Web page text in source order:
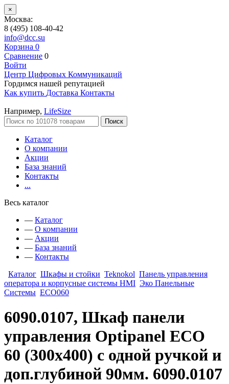
×
Москва:
8 (495) 108-40-42
info@dcc.su
Корзина 0
Сравнение 0
Войти
Центр Цифровых Коммуникаций
Гордимся нашей репутацией
Как купить Доставка Контакты
Например, LifeSize
Поиск
Каталог
О компании
Акции
База знаний
Контакты
...
Весь каталог
— Каталог
— О компании
— Акции
— База знаний
— Контакты
Каталог Шкафы и стойки Teknokol Панель управления
оператора и корпусные системы HMI Эко Панельные
Системы ECO060
6090.0107, Шкаф панели
управления Optipanel ECO
60 (300х400) с одной ручкой и
доп.глубиной 90мм. 6090.0107